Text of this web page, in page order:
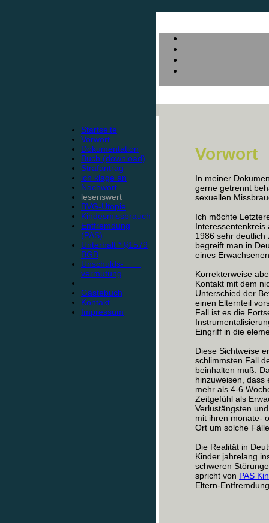
Startseite
Vorwort
Dokumentation
Buch (download)
Strafantrag
ich klage an
Nachwort
lesenswert
BVG-Utopie
Kindesmissbrauch
Entfremdung
(PAS)
Unterhalt * §1579
BGB
Unschulds-
vermutung
Gästebuch
Kontakt
Impressum
Vorwort
In meiner
gerne getrennt
sexuellen
Ich möchte
1986 sehr deutlich
begreift man in
eines
Korrekterweise
Kontakt mit dem
Unterschied der
einen Elternteil
Fall ist es die
Eingriff in die
Diese Sichtweise
schlimmsten Fall
beinhalten muß.
hinzuweisen, dass
mehr als 4-6
Zeitgefühl als
Verlustängsten
mit ihren monate-
Ort um solche
Die Realität in
Kinder jahrelang
schweren
spricht von PAS
Eltern-